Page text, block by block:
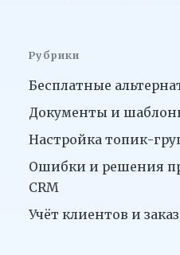
Рубрики
Бесплатные
Документы и
Настройка топик-
Ошибки и решения
CRM
Учёт клиентов и